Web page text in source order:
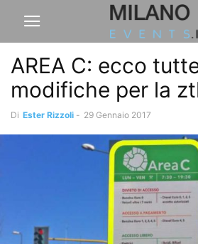
AREA C: ecco
modifiche per la
Di Ester Rizzoli - 29 Gennaio 2017